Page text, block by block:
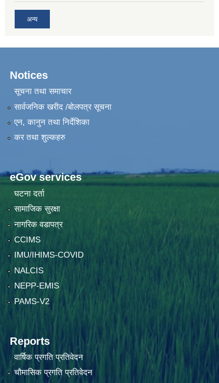
अन्य
Notices
सूचना तथा समाचार
सार्वजनिक खरीद /बोलपत्र सूचना
एन, कानुन तथा निर्देशिका
कर तथा शुल्कहरु
eGov services
घटना दर्ता
सामाजिक सुरक्षा
नागरिक वडापत्र
CCIMS
IMU/IHIMS-COVID
NALCIS
NEPP-EMIS
PAMS-V2
Reports
वार्षिक प्रगति प्रतिवेदन
चौमासिक प्रगति प्रतिवेदन